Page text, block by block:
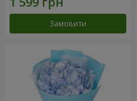
Замовити